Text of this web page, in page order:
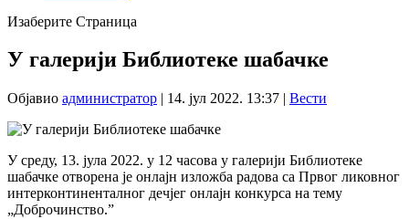
Изаберите Страница
У галерији Библиотеке шабачке
Објавио администратор | 14. јул 2022. 13:37 | Вести
У среду, 13. јула 2022. у 12 часова у галерији Библиотеке
шабачке отворена је онлајн изложба радова са Првог ликовног
интерконтиненталног дечјег онлајн конкурса на тему
„Доброчинство.”